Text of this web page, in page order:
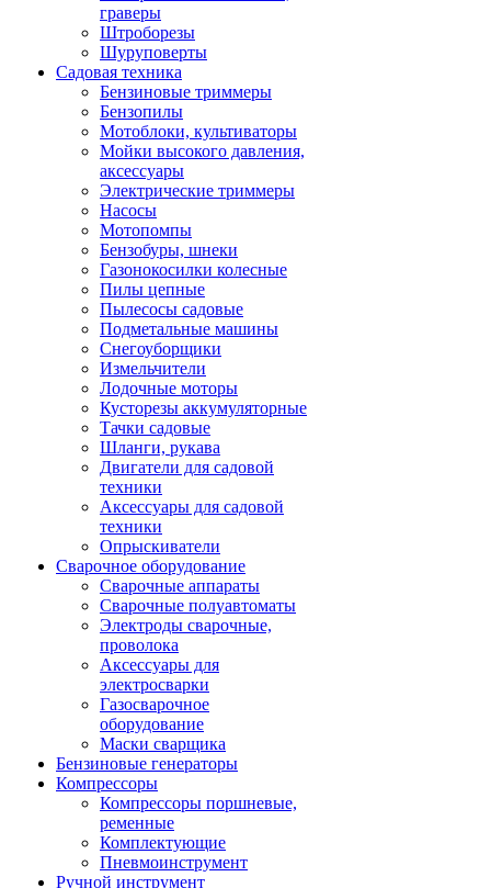
граверы
Штроборезы
Шуруповерты
Садовая техника
Бензиновые триммеры
Бензопилы
Мотоблоки, культиваторы
Мойки высокого давления,
аксессуары
Электрические триммеры
Насосы
Мотопомпы
Бензобуры, шнеки
Газонокосилки колесные
Пилы цепные
Пылесосы садовые
Подметальные машины
Снегоуборщики
Измельчители
Лодочные моторы
Кусторезы аккумуляторные
Тачки садовые
Шланги, рукава
Двигатели для садовой
техники
Аксессуары для садовой
техники
Опрыскиватели
Сварочное оборудование
Сварочные аппараты
Сварочные полуавтоматы
Электроды сварочные,
проволока
Аксессуары для
электросварки
Газосварочное
оборудование
Маски сварщика
Бензиновые генераторы
Компрессоры
Компрессоры поршневые,
ременные
Комплектующие
Пневмоинструмент
Ручной инструмент